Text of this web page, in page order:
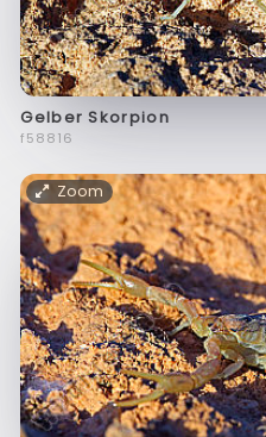
Gelber Skorpion
f58816
Zoom